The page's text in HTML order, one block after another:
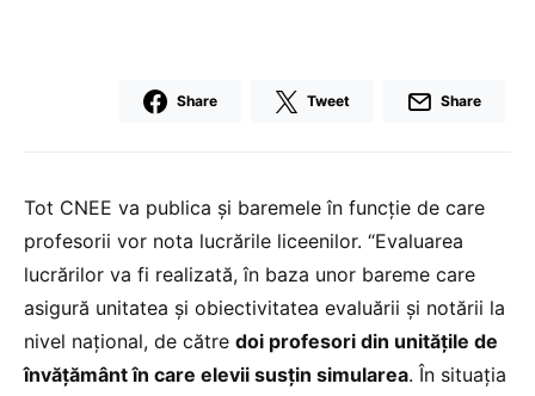
Share Tweet Share
Tot CNEE va publica și baremele în funcție de care
profesorii vor nota lucrările liceenilor. “Evaluarea
lucrărilor va fi realizată, în baza unor bareme care
asigură unitatea şi obiectivitatea evaluării şi notării la
nivel naţional, de către doi profesori din unităţile de
învăţământ în care elevii susţin simularea. În situația